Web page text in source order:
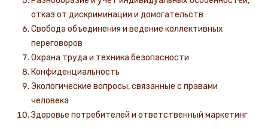
отказ от дискриминации и домогательств
Свобода объединения и ведение коллективных
переговоров
Охрана труда и техника безопасности
Конфиденциальность
Экологические вопросы, связанные с правами
человека
Здоровье потребителей и ответственный маркетинг